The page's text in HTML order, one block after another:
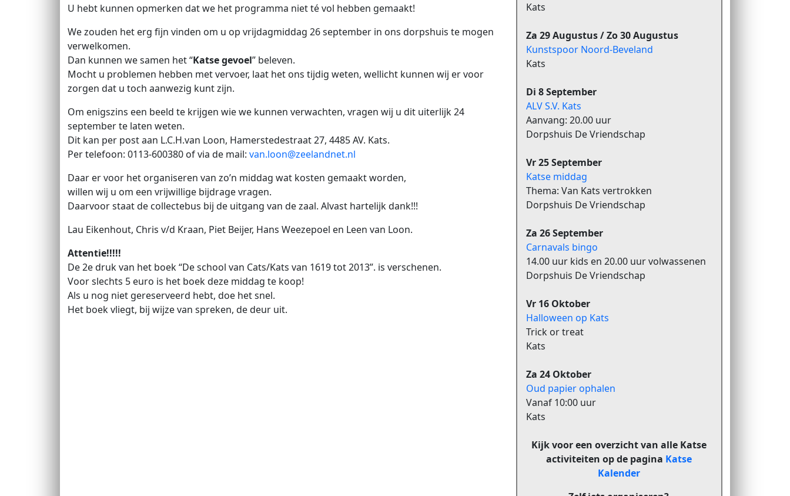
U hebt kunnen opmerken dat we het programma niet té vol hebben gemaakt!
We zouden het erg fijn vinden om u op vrijdagmiddag 26 september in ons dorpshuis te mogen
verwelkomen.
Dan kunnen we samen het “Katse gevoel” beleven.
Mocht u problemen hebben met vervoer, laat het ons tijdig weten, wellicht kunnen wij er voor
zorgen dat u toch aanwezig kunt zijn.
Om enigszins een beeld te krijgen wie we kunnen verwachten, vragen wij u dit uiterlijk 24
september te laten weten.
Dit kan per post aan L.C.H.van Loon, Hamerstedestraat 27, 4485 AV. Kats.
Per telefoon: 0113-600380 of via de mail: van.loon@zeelandnet.nl
Daar er voor het organiseren van zo’n middag wat kosten gemaakt worden,
willen wij u om een vrijwillige bijdrage vragen.
Daarvoor staat de collectebus bij de uitgang van de zaal. Alvast hartelijk dank!!!
Lau Eikenhout, Chris v/d Kraan, Piet Beijer, Hans Weezepoel en Leen van Loon.
Attentie!!!!!
De 2e druk van het boek “De school van Cats/Kats van 1619 tot 2013”. is verschenen.
Voor slechts 5 euro is het boek deze middag te koop!
Als u nog niet gereserveerd hebt, doe het snel.
Het boek vliegt, bij wijze van spreken, de deur uit.
Kats
Za 29 Augustus / Zo 30 Augustus
Kunstspoor Noord-Beveland
Kats
Di 8 September
ALV S.V. Kats
Aanvang: 20.00 uur
Dorpshuis De Vriendschap
Vr 25 September
Katse middag
Thema: Van Kats vertrokken
Dorpshuis De Vriendschap
Za 26 September
Carnavals bingo
14.00 uur kids en 20.00 uur volwassenen
Dorpshuis De Vriendschap
Vr 16 Oktober
Halloween op Kats
Trick or treat
Kats
Za 24 Oktober
Oud papier ophalen
Vanaf 10:00 uur
Kats
Kijk voor een overzicht van alle Katse
activiteiten op de pagina Katse
Kalender